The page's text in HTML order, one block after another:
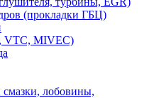
(прокладки ГБЦ)
VTC, MIVEC)
смазки, лобовины,